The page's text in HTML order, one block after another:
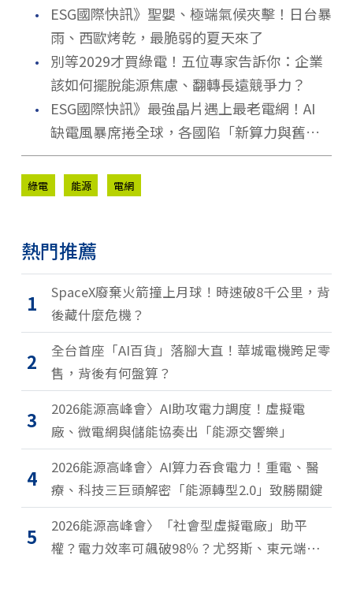
．
ESG國際快訊》聖嬰、極端氣候夾擊！日台暴
雨、西歐烤乾，最脆弱的夏天來了
．
別等2029才買綠電！五位專家告訴你：企業
該如何擺脫能源焦慮、翻轉長遠競爭力？
．
ESG國際快訊》最強晶片遇上最老電網！AI
缺電風暴席捲全球，各國陷「新算力與舊能
源」拉鋸戰
綠電 能源 電網
熱門推薦
1
SpaceX廢棄火箭撞上月球！時速破8千公里，背
後藏什麼危機？
2
全台首座「AI百貨」落腳大直！華城電機跨足零
售，背後有何盤算？
3
2026能源高峰會〉AI助攻電力調度！虛擬電
廠、微電網與儲能協奏出「能源交響樂」
4
2026能源高峰會〉AI算力吞食電力！重電、醫
療、科技三巨頭解密「能源轉型2.0」致勝關鍵
5
2026能源高峰會〉「社會型虛擬電廠」助平
權？電力效率可飆破98％？尤努斯、東元端能